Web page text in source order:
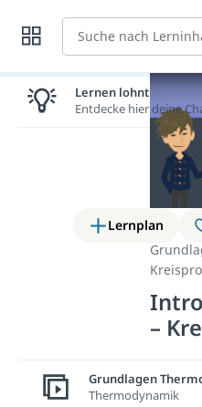
Suche
Lernplan
–
Lernen lohnt sich!
Entdecke hier deine
Grundlagen
Thermodynamik